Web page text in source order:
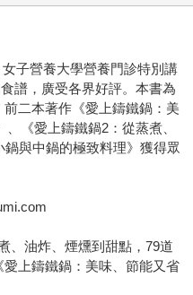
子營養大學營養門診特別講
譜，廣受各界好評。本書為
二本著作《愛上鑄鐵鍋：美
《愛上鑄鐵鍋2：從蒸煮、
與中鍋的極致料理》獲得眾
、油炸、煙燻到甜點，79道
上鑄鐵鍋：美味、節能又省